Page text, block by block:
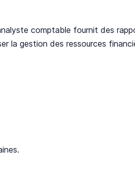
comptable fournit des
la gestion des ressources